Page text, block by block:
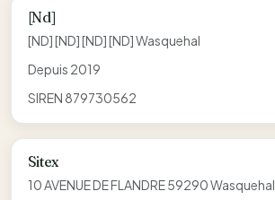
[Nd]
[ND] [ND] [ND] [ND] Wasquehal
Depuis 2019
SIREN 879730562
Sitex
10 AVENUE DE FLANDRE 59290 Wasquehal